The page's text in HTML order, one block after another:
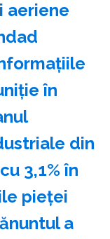
aeriene
în
din
3,1% în
pieţei
a